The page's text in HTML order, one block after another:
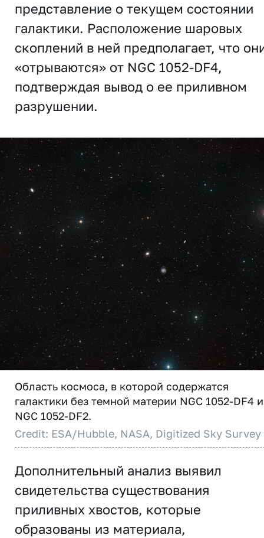
представление о текущем состоянии
галактики. Расположение шаровых
скоплений в ней предполагает, что
«отрываются» от NGC 1052-DF4,
подтверждая вывод о ее приливном
разрушении.
Область космоса, в которой содержатся
галактики без темной материи NGC 1052-DF4 и
NGC 1052-DF2.
Credit: ESA/Hubble, NASA, Digitized Sky Survey
Дополнительный анализ выявил
свидетельства существования
приливных хвостов, которые
образованы из материала,